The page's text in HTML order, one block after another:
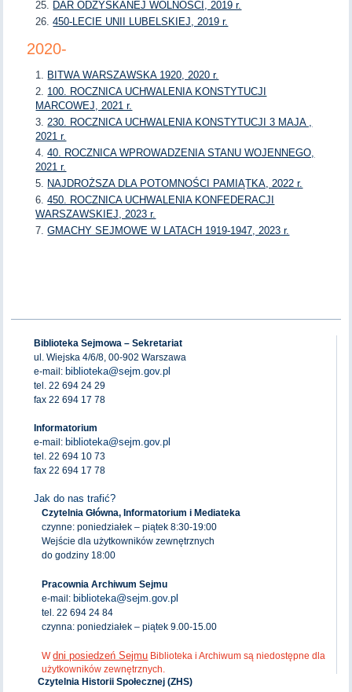
DAR ODZYSKANEJ WOLNOŚCI, 2019 r.
450-LECIE UNII LUBELSKIEJ, 2019 r.
2020-
BITWA WARSZAWSKA 1920, 2020 r.
100. ROCZNICA UCHWALENIA KONSTYTUCJI
MARCOWEJ, 2021 r.
230. ROCZNICA UCHWALENIA KONSTYTUCJI 3 MAJA ,
2021 r.
40. ROCZNICA WPROWADZENIA STANU WOJENNEGO,
2021 r.
NAJDROŻSZA DLA POTOMNOŚCI PAMIĄTKA, 2022 r.
450. ROCZNICA UCHWALENIA KONFEDERACJI
WARSZAWSKIEJ, 2023 r.
GMACHY SEJMOWE W LATACH 1919-1947, 2023 r.
Biblioteka Sejmowa – Sekretariat
ul. Wiejska 4/6/8, 00-902 Warszawa
e-mail: biblioteka@sejm.gov.pl
tel. 22 694 24 29
fax 22 694 17 78
Informatorium
e-mail: biblioteka@sejm.gov.pl
tel. 22 694 10 73
fax 22 694 17 78
Jak do nas trafić?
Czytelnia Główna, Informatorium i Mediateka
czynne: poniedziałek – piątek 8:30-19:00
Wejście dla użytkowników zewnętrznych
do godziny 18:00
Pracownia Archiwum Sejmu
e-mail: biblioteka@sejm.gov.pl
tel. 22 694 24 84
czynna: poniedziałek – piątek 9.00-15.00
Wdni posiedzeń Sejmu Biblioteka i Archiwum są niedostępne dla
użytkowników zewnętrznych.
Czytelnia Historii Społecznej (ZHS)